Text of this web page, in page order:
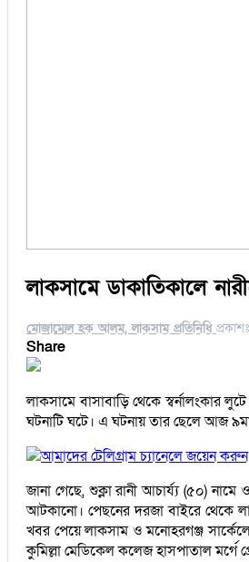
লাকসামে ডাকাতিকালে
মোজাম্মেল হক আলম, লাকসাম প্রতিনিধি প্রকাশঃ
Share
লাকসামে বাসাবাড়ি থেকে স্বর্নালংকার
ঘটনাটি ঘটে। এ ঘটনায় তার ছেলে আজ
আমাদের টেলিগ্রাম চ্যানেলে জয়েন করুন
জানা গেছে, শুক্লা রানী আচার্য্য (৫০)
আটকানো। পেছনের দরজা বাইরে থেকে
খবর পেয়ে লাকসাম ও মনোহরগঞ্জ
কুমিল্লা মেডিকেল কলেজ হাসপাতাল মর্গে